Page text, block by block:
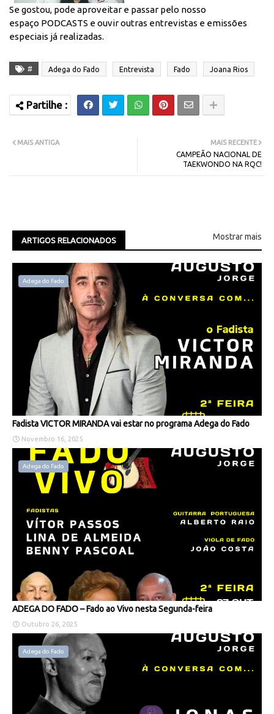
Se gostou, pode aproveitar e passar pelo nosso
espaço PODCASTS e ouvir outras entrevistas e emissões
especiais já realizadas.
# Adega do Fado Entrevista Fado Joana Rios
MAIS RECENTE
CAMPEÃO NACIONAL DE
TAEKWONDO NA RQC!
MAIS ANTIGA
ARTIGOS RELACIONADOS Mostrar mais
Adega do Fado
Fadista VICTOR MIRANDA vai estar no programa Adega do Fado
Novembro 16, 2025
Adega do Fado
ADEGA DO FADO – Fado ao Vivo nesta Segunda-feira
Outubro 26, 2025
Adega do Fado